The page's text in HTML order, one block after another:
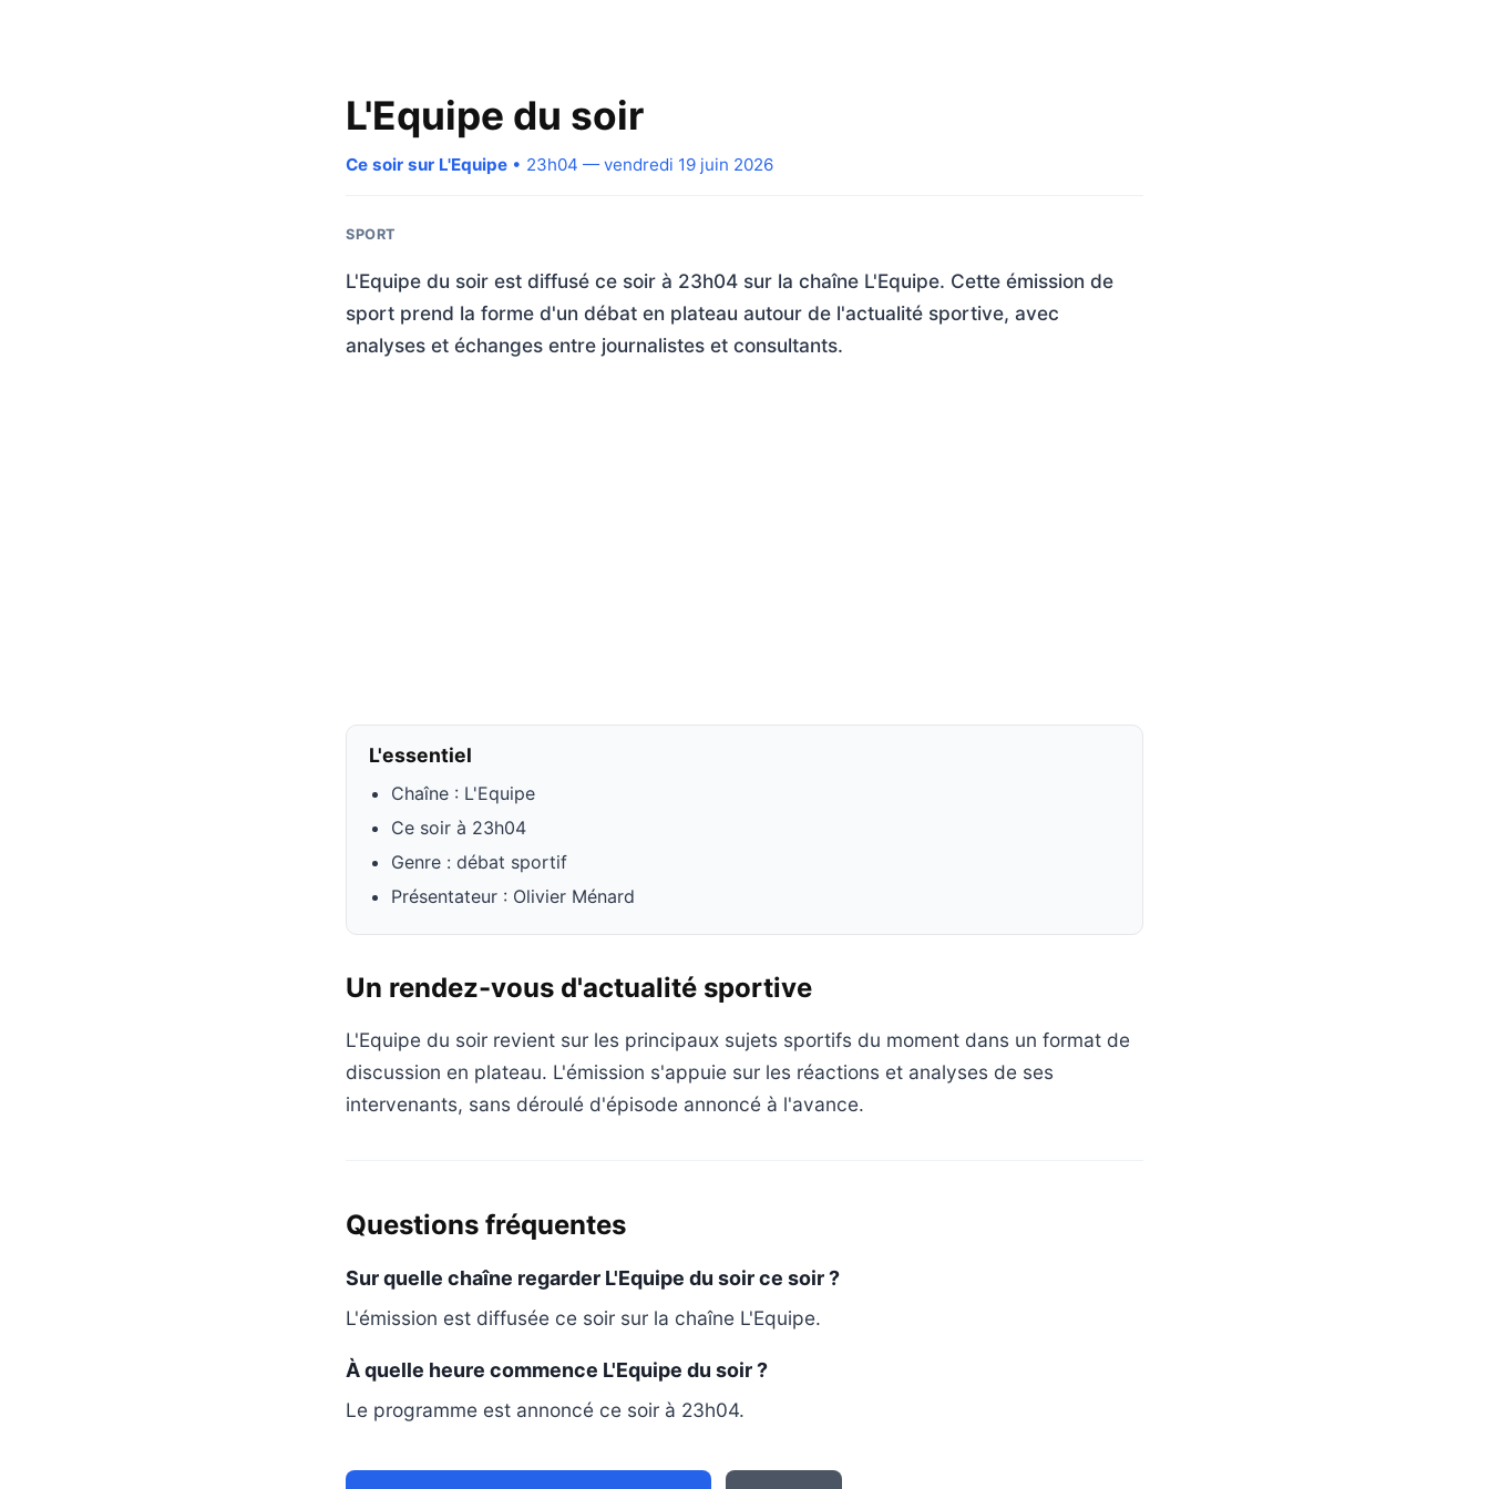
L'Equipe du soir
Ce soir sur L'Equipe • 23h04 — vendredi 19 juin 2026
SPORT
L'Equipe du soir est diffusé ce soir à 23h04 sur la chaîne L'Equipe. Cette émission de
sport prend la forme d'un débat en plateau autour de l'actualité sportive, avec
analyses et échanges entre journalistes et consultants.
L'essentiel
Chaîne : L'Equipe
Ce soir à 23h04
Genre : débat sportif
Présentateur : Olivier Ménard
Un rendez-vous d'actualité sportive
L'Equipe du soir revient sur les principaux sujets sportifs du moment dans un format de
discussion en plateau. L'émission s'appuie sur les réactions et analyses de ses
intervenants, sans déroulé d'épisode annoncé à l'avance.
Questions fréquentes
Sur quelle chaîne regarder L'Equipe du soir ce soir ?
L'émission est diffusée ce soir sur la chaîne L'Equipe.
À quelle heure commence L'Equipe du soir ?
Le programme est annoncé ce soir à 23h04.